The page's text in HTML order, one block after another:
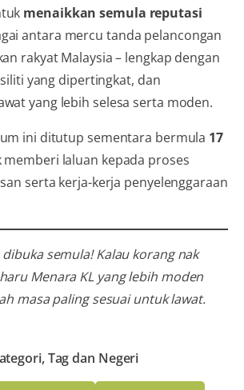
menaikkan semula reputasi
antara mercu tanda pelancongan
rakyat Malaysia – lengkap dengan
yang dipertingkat, dan
yang lebih selesa serta moden.
ini ditutup sementara bermula 17
memberi laluan kepada proses
serta kerja-kerja penyelenggaraan
semula! Kalau korang nak
Menara KL yang lebih moden
masa paling sesuai untuk lawat.
Tag dan Negeri